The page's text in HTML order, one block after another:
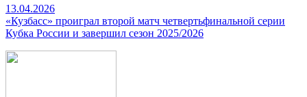
13.04.2026
«Кузбасс» проиграл второй матч четвертьфинальной серии
Кубка России и завершил сезон 2025/2026